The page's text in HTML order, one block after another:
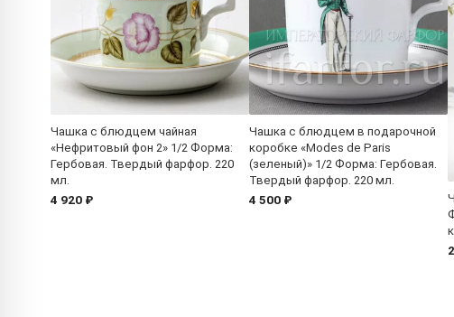
Чашка с блюдцем чайная
«Нефритовый фон 2» 1/2 Форма:
Гербовая. Твердый фарфор. 220
мл.
4 920 ₽
Чашка с блюдцем в подарочной
коробке «Modes de Paris
(зеленый)» 1/2 Форма: Гербовая.
Твердый фарфор. 220 мл.
4 500 ₽